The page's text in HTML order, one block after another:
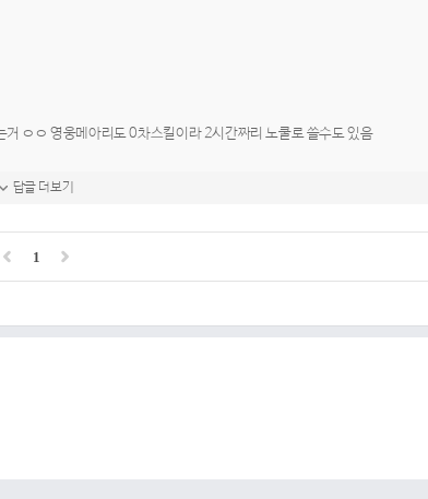
ㅇㅇ 영웅메아리도 0차스킬이라 2시간짜리 노쿨로 쓸수도 있음
답글 더보기
1